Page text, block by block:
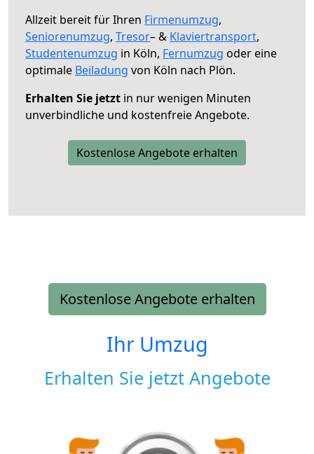
Allzeit bereit für Ihren Firmenumzug,
Seniorenumzug, Tresor– & Klaviertransport,
Studentenumzug in Köln, Fernumzug oder eine
optimale Beiladung von Köln nach Plön.
Erhalten Sie jetzt in nur wenigen Minuten
unverbindliche und kostenfreie Angebote.
Kostenlose Angebote erhalten
Kostenlose Angebote erhalten
Ihr Umzug
Erhalten Sie jetzt Angebote